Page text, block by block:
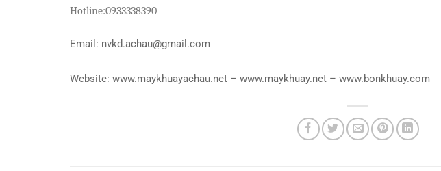
Hotline:0933338390
Email: nvkd.achau@gmail.com
Website: www.maykhuayachau.net – www.maykhuay.net – www.bonkhuay.com